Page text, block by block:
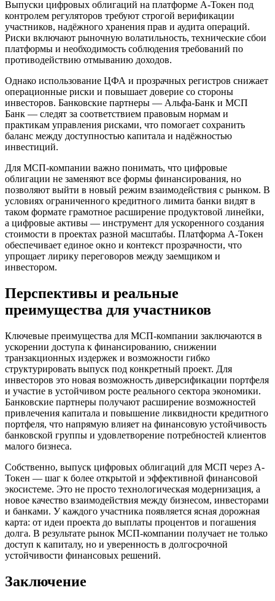
Выпуски цифровых облигаций на платформе А-Токен под
контролем регуляторов требуют строгой верификации
участников, надёжного хранения прав и аудита операций.
Риски включают рыночную волатильность, технические сбои
платформы и необходимость соблюдения требований по
противодействию отмыванию доходов.
Однако использование ЦФА и прозрачных регистров снижает
операционные риски и повышает доверие со стороны
инвесторов. Банковские партнеры — Альфа-Банк и МСП
Банк — следят за соответствием правовым нормам и
практикам управления рисками, что помогает сохранить
баланс между доступностью капитала и надёжностью
инвестиций.
Для МСП-компании важно понимать, что цифровые
облигации не заменяют все формы финансирования, но
позволяют выйти в новый режим взаимодействия с рынком. В
условиях ограниченного кредитного лимита банки видят в
таком формате грамотное расширение продуктовой линейки,
а цифровые активы — инструмент для ускоренного создания
стоимости в проектах разной масштабы. Платформа А-Токен
обеспечивает единое окно и контекст прозрачности, что
упрощает лирику переговоров между заемщиком и
инвестором.
Перспективы и реальные
преимущества для участников
Ключевые преимущества для МСП-компании заключаются в
ускорении доступа к финансированию, снижении
транзакционных издержек и возможности гибко
структурировать выпуск под конкретный проект. Для
инвесторов это новая возможность диверсификации портфеля
и участие в устойчивом росте реального сектора экономики.
Банковские партнеры получают расширение возможностей
привлечения капитала и повышение ликвидности кредитного
портфеля, что напрямую влияет на финансовую устойчивость
банковской группы и удовлетворение потребностей клиентов
малого бизнеса.
Собственно, выпуск цифровых облигаций для МСП через А-
Токен — шаг к более открытой и эффективной финансовой
экосистеме. Это не просто технологическая модернизация, а
новое качество взаимодействия между бизнесом, инвесторами
и банками. У каждого участника появляется ясная дорожная
карта: от идеи проекта до выплаты процентов и погашения
долга. В результате рынок МСП-компании получает не только
доступ к капиталу, но и уверенность в долгосрочной
устойчивости финансовых решений.
Заключение